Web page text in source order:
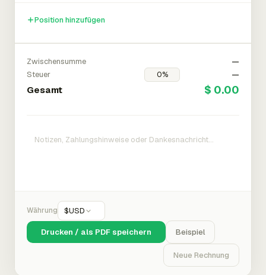
Position hinzufügen
Zwischensumme
—
Steuer
—
Gesamt $ 0.00
Währung $USD
Drucken / als PDF speichern Beispiel
Neue Rechnung